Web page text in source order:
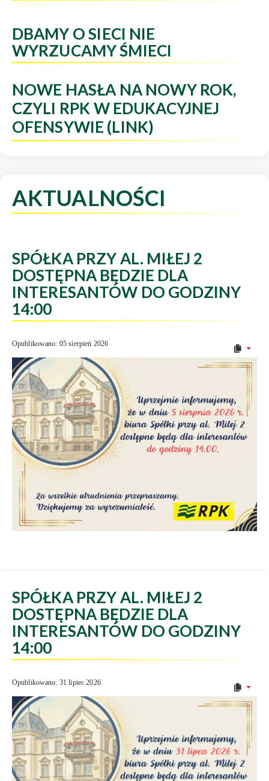
DBAMY O SIECI NIE
WYRZUCAMY ŚMIECI
NOWE HASŁA NA NOWY ROK,
CZYLI RPK W EDUKACYJNEJ
OFENSYWIE (LINK)
AKTUALNOŚCI
SPÓŁKA PRZY AL. MIŁEJ 2
DOSTĘPNA BĘDZIE DLA
INTERESANTÓW DO GODZINY
14:00
Opublikowano: 05 sierpień 2026
SPÓŁKA PRZY AL. MIŁEJ 2
DOSTĘPNA BĘDZIE DLA
INTERESANTÓW DO GODZINY
14:00
Opublikowano: 31 lipiec 2026